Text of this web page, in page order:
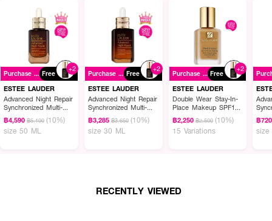
Purchase ฿2900+ Free
+2
ESTEE LAUDER
Advanced Night Repair
Synchronized Multi-
Recovery Complex
฿4,590 ฿5,100 (10%)
size 50 ML
Purchase ฿2900+ Free
+2
ESTEE LAUDER
Advanced Night Repair
Synchronized Multi-
Recovery Complex
฿3,285 ฿3,650 (10%)
size 30 ML
Purchase ฿2900+ Free
+2
ESTEE LAUDER
Double Wear Stay-In-
Place Makeup SPF10
PA++
฿2,250 ฿2,500 (10%)
15 Variations
฿720
size
RECENTLY VIEWED